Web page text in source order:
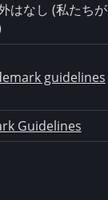
はなし (私たちが
guidelines
Guidelines